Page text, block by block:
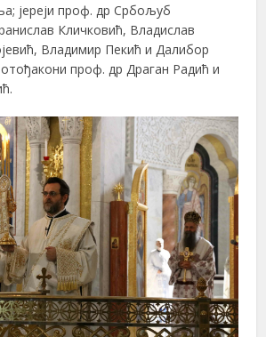
јереји проф. др Србољуб
Кличковић, Владислав
Владимир Пекић и Далибор
проф. др Драган Радић и